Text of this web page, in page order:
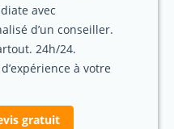
avec
d’un conseiller.
24h/24.
à votre
gratuit